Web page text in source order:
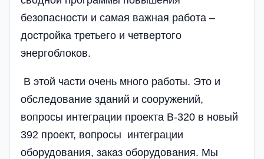
безопасности и самая важная работа –
достройка­ третьего и четвертого
энергоблоков.
В этой части очень много работы. Это и
обследование зданий­ и сооружений,
вопросы интеграции проекта В-320 в новый
392 проект, вопросы интеграции
оборудования, заказ оборудования­. Мы